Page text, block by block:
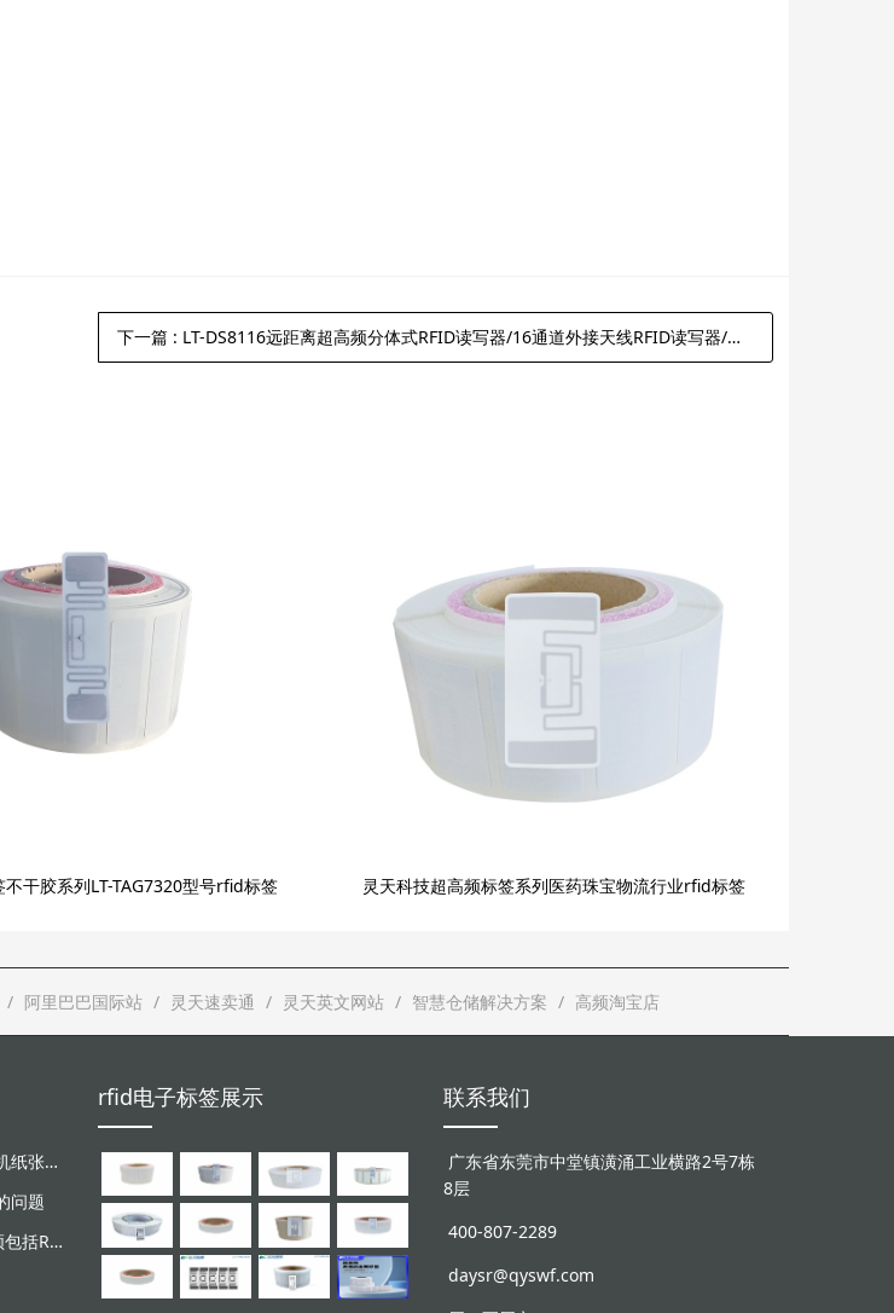
下一篇 : LT-DS8116远距离超高频分体式RFID读写器/16通道外接天线RFID读写器/档案柜一键盘点库存/库房RFID电子标签射频/智能无人值守出入库盘点仓库资产/RFID标签读写器
不干胶系列LT-TAG7320型号rfid标签 灵天科技超高频标签系列医药珠宝物流行业rfid标签
阿里巴巴国际站 灵天速卖通 灵天英文网站 智慧仓储解决方案 高频淘宝店
LT-ZM2R/3R超高频RFID打印机纸张和碳带安装视频
问题
广东灵天ELFDAY APP使用视频包括RFID超高频设备和NFC芯片标签感应
rfid电子标签展示 联系我们
广东省东莞市中堂镇潢涌工业横路2号7栋
8层
400-807-2289
daysr@qyswf.com